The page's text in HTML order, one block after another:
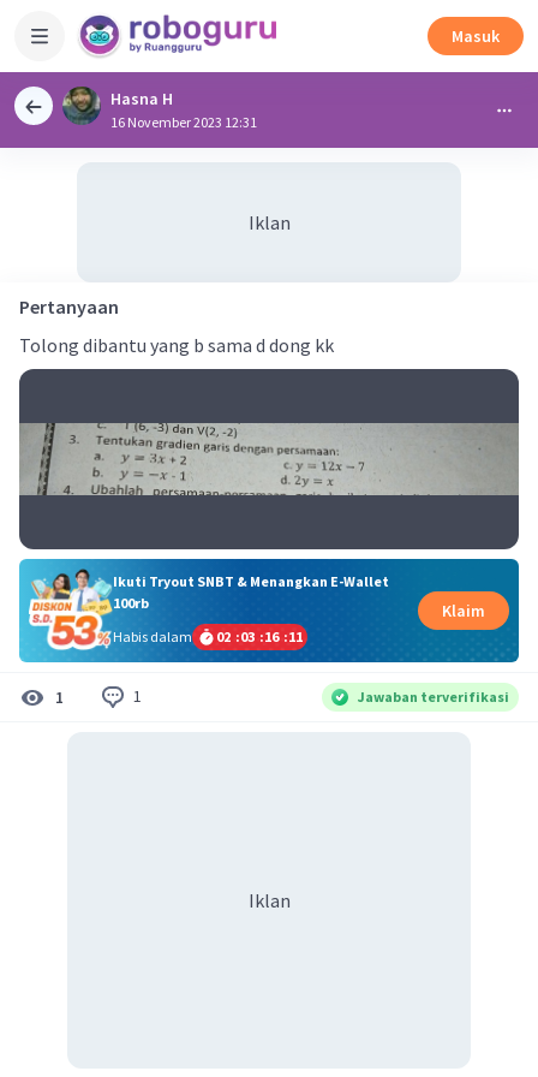
Masuk
Hasna H
16 November 2023 12:31
Iklan
Pertanyaan
Tolong dibantu yang b sama d dong kk
Ikuti Tryout SNBT & Menangkan E-Wallet
100rb
Habis dalam
02 :03 :16 :10
Klaim
1 1 Jawaban terverifikasi
Iklan